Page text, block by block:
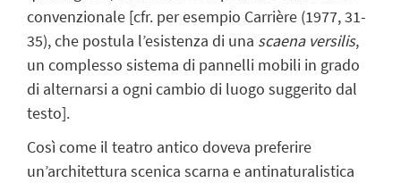
convenzionale [cfr. per esempio Carrière (1977, 31-
35), che postula l’esistenza di una scaena versilis,
un complesso sistema di pannelli mobili in grado
di alternarsi a ogni cambio di luogo suggerito dal
testo].
Così come il teatro antico doveva preferire
un’architettura scenica scarna e antinaturalistica